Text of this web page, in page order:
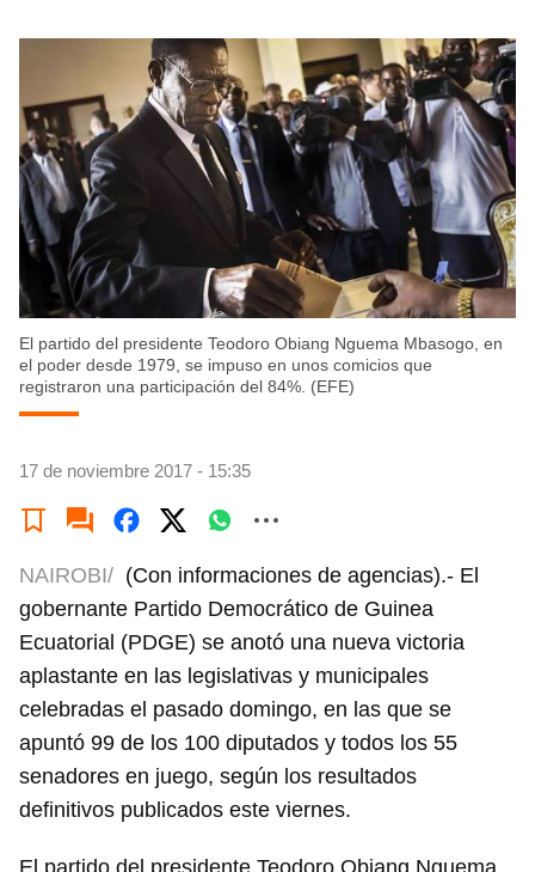
El partido del presidente Teodoro Obiang Nguema Mbasogo, en
el poder desde 1979, se impuso en unos comicios que
registraron una participación del 84%. (EFE)
17 de noviembre 2017 - 15:35
NAIROBI/ (Con informaciones de agencias).- El
gobernante Partido Democrático de Guinea
Ecuatorial (PDGE) se anotó una nueva victoria
aplastante en las legislativas y municipales
celebradas el pasado domingo, en las que se
apuntó 99 de los 100 diputados y todos los 55
senadores en juego, según los resultados
definitivos publicados este viernes.